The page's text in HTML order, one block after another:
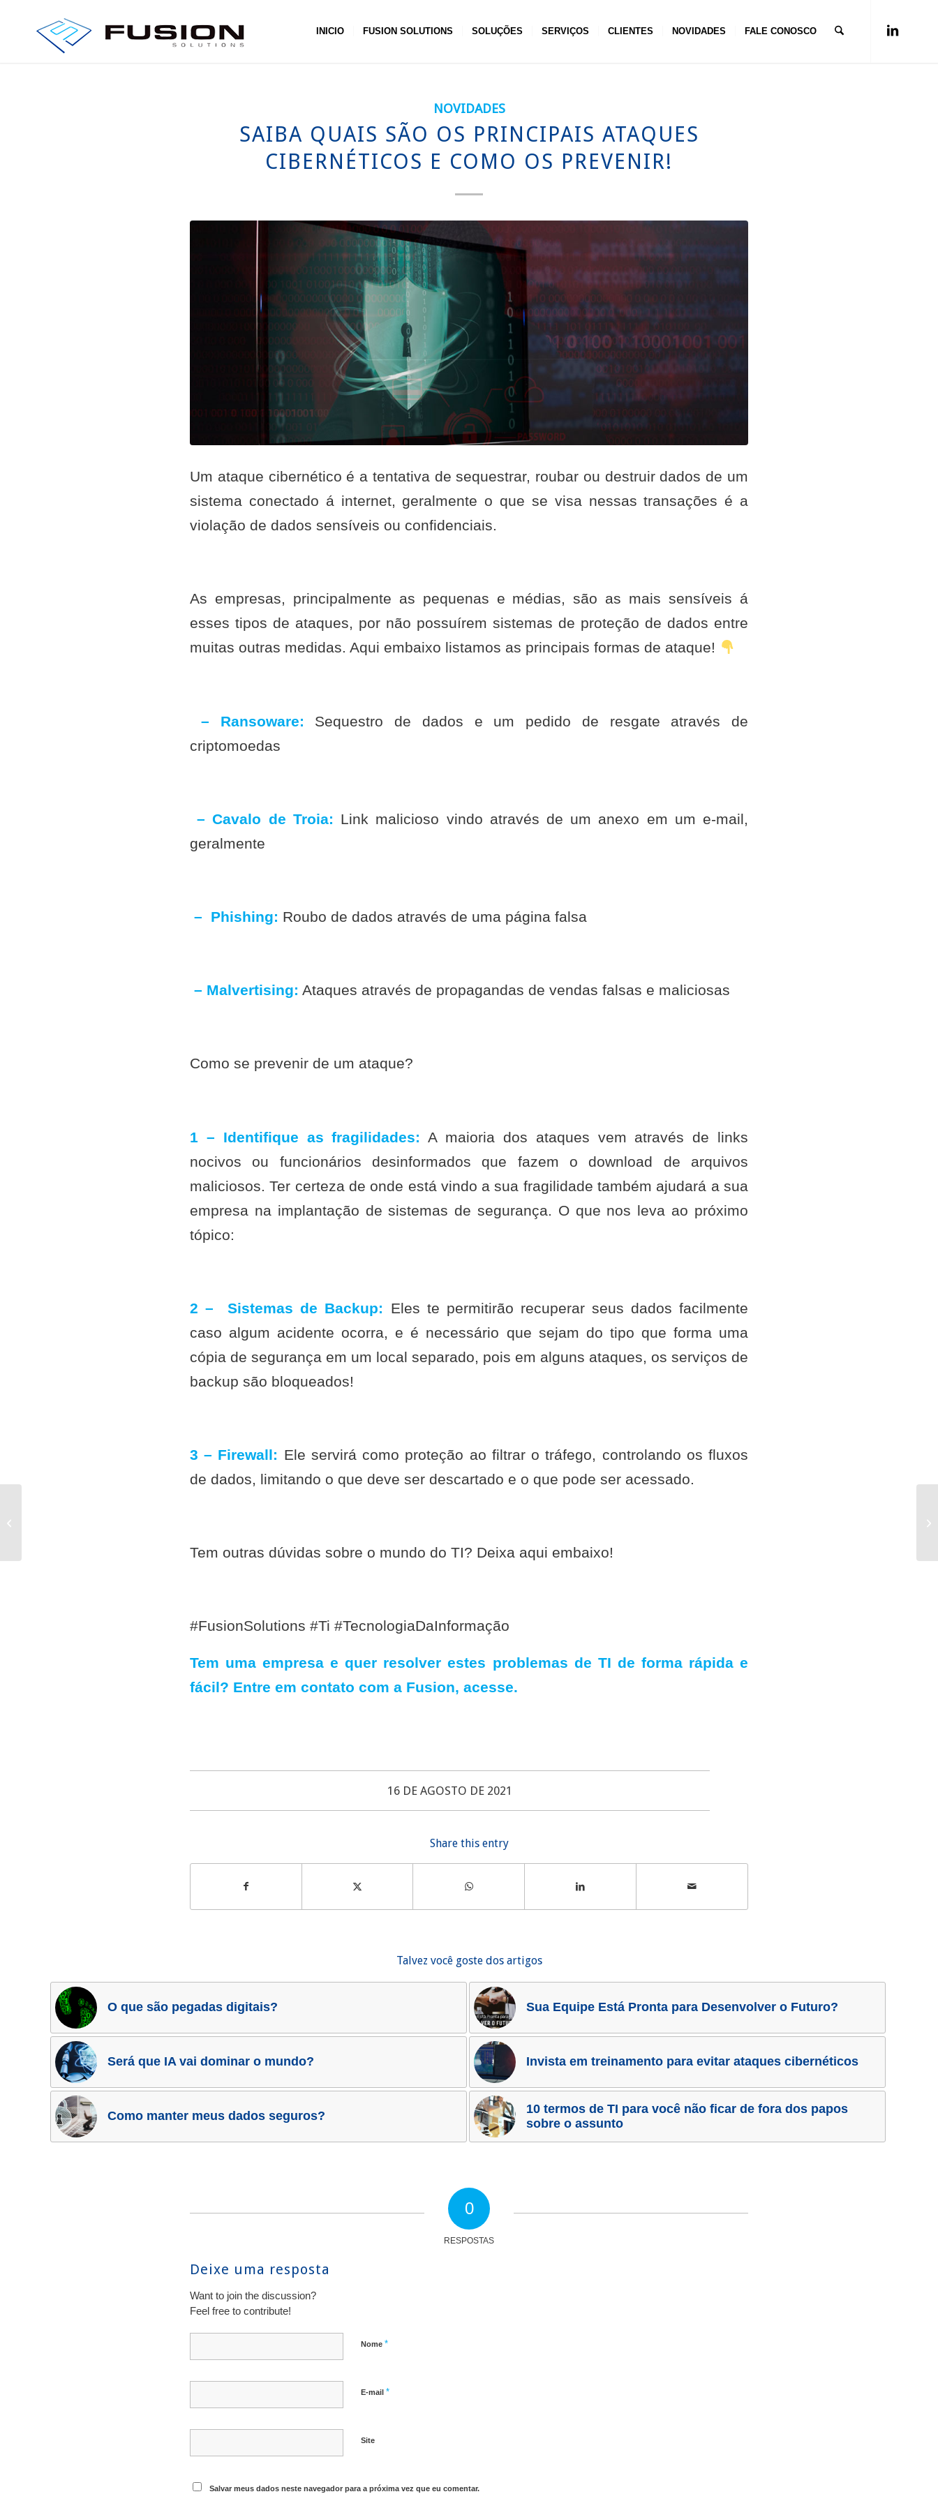
INICIO FUSION SOLUTIONS SOLUÇÕES SERVIÇOS CLIENTES NOVIDADES FALE CONOSCO
NOVIDADES
SAIBA QUAIS SÃO OS PRINCIPAIS ATAQUES
CIBERNÉTICOS E COMO OS PREVENIR!
Um ataque cibernético é a tentativa de sequestrar, roubar ou destruir dados de um
sistema conectado á internet, geralmente o que se visa nessas transações é a
violação de dados sensíveis ou confidenciais.
As empresas, principalmente as pequenas e médias, são as mais sensíveis á
esses tipos de ataques, por não possuírem sistemas de proteção de dados entre
muitas outras medidas. Aqui embaixo listamos as principais formas de ataque!
– Ransoware: Sequestro de dados e um pedido de resgate através de
criptomoedas
– Cavalo de Troia: Link malicioso vindo através de um anexo em um e-mail,
geralmente
– Phishing: Roubo de dados através de uma página falsa
– Malvertising: Ataques através de propagandas de vendas falsas e maliciosas
Como se prevenir de um ataque?
1 – Identifique as fragilidades:
A maioria dos ataques vem através de links
nocivos ou funcionários desinformados que fazem o download de arquivos
maliciosos. Ter certeza de onde está vindo a sua fragilidade também ajudará a sua
empresa na implantação de sistemas de segurança. O que nos leva ao próximo
tópico:
2 – Sistemas de Backup:
Eles te permitirão recuperar seus dados facilmente
caso algum acidente ocorra, e é necessário que sejam do tipo que forma uma
cópia de segurança em um local separado, pois em alguns ataques, os serviços de
backup são bloqueados!
3 – Firewall: Ele servirá como proteção ao filtrar o tráfego, controlando os fluxos
de dados, limitando o que deve ser descartado e o que pode ser acessado.
Tem outras dúvidas sobre o mundo do TI? Deixa aqui embaixo!
#FusionSolutions #Ti #TecnologiaDaInformação
Tem uma empresa e quer resolver estes problemas de TI de forma rápida e
fácil? Entre em contato com a Fusion, acesse.
16 DE AGOSTO DE 2021
Share this entry
Talvez você goste dos artigos
O que são pegadas digitais? Sua Equipe Está Pronta para Desenvolver o Futuro?
Será que IA vai dominar o mundo? Invista em treinamento para evitar ataques cibernéticos
Como manter meus dados seguros?
10 termos de TI para você não ficar de fora dos papos
sobre o assunto
0
RESPOSTAS
Deixe uma resposta
Want to join the discussion?
Feel free to contribute!
Nome *
E-mail *
Site
Salvar meus dados neste navegador para a próxima vez que eu comentar.